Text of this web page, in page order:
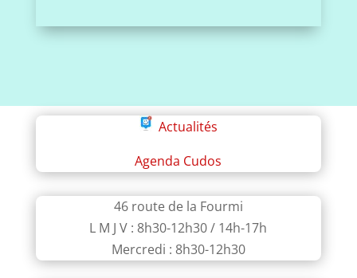
Actualités
Agenda Cudos
46 route de la Fourmi
L M J V : 8h30-12h30 / 14h-17h
Mercredi : 8h30-12h30